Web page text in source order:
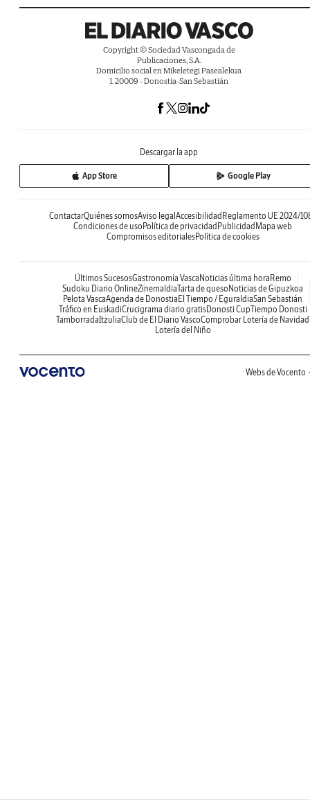
Copyright © Sociedad Vascongada de
Publicaciones, S.A.
Domicilio social en Mikeletegi Pasealekua
1. 20009 - Donostia-San Sebastián
Descargar la app
App Store Google Play
ContactarQuiénes somosAviso legalAccesibilidadReglamento UE 2024/
Condiciones de usoPolítica de privacidadPublicidadMapa web
Compromisos editorialesPolítica de cookies
Últimos SucesosGastronomía VascaNoticias última horaRemo
Sudoku Diario OnlineZinemaldiaTarta de quesoNoticias de Gipuzkoa
Pelota VascaAgenda de DonostiaEl Tiempo / EguraldiaSan Sebastián
Tráfico en EuskadiCrucigrama diario gratisDonosti CupTiempo Donosti
TamborradaItzuliaClub de El Diario VascoComprobar Lotería de Navidad
Lotería del Niño
Webs de Vocento